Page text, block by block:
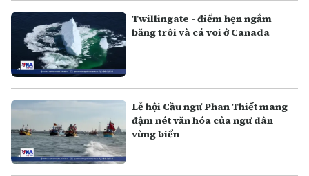
Twillingate - điểm hẹn ngắm
băng trôi và cá voi ở Canada
Lễ hội Cầu ngư Phan Thiết mang
đậm nét văn hóa của ngư dân
vùng biển